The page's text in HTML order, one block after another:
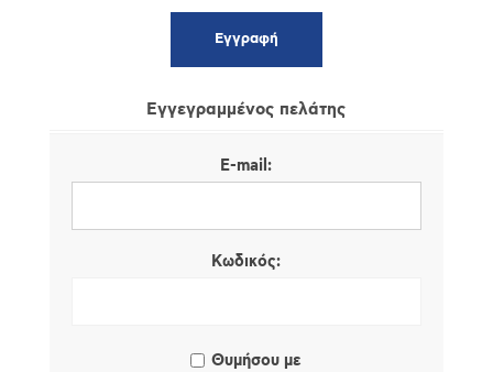
Εγγεγραμμένος πελάτης
E-mail:
Κωδικός:
Θυμήσου με